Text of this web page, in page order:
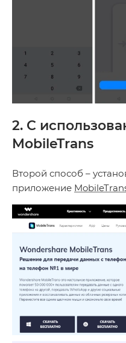
2. С
MobileTrans
Второй способ –
приложение